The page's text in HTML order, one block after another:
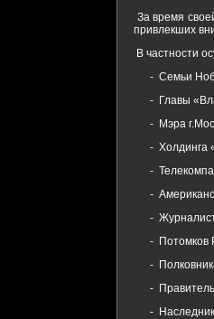
За время
привлекших
В частности
- Семьи
- Главы
- Мэра
- Холдинга
-
-
-
- Потомков
-
-
-